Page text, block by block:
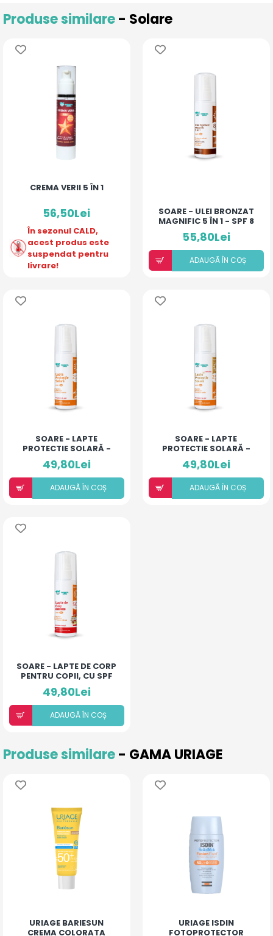
Produse similare- Solare
CREMA VERII 5 ÎN 1
56,50Lei
În sezonul CALD,
acest produs este
suspendat pentru
livrare!
SOARE - ULEI BRONZAT
MAGNIFIC 5 ÎN 1 - SPF 8
55,80Lei
ADAUGÃ ÎN COȘ
SOARE - LAPTE
PROTECTIE SOLARĂ -
SPF 25+
49,80Lei
ADAUGÃ ÎN COȘ
SOARE - LAPTE
PROTECTIE SOLARĂ -
SPF 25+ CU SCLIPICI
49,80Lei
ADAUGÃ ÎN COȘ
SOARE - LAPTE DE CORP
PENTRU COPII, CU SPF
50+
49,80Lei
ADAUGÃ ÎN COȘ
Produse similare- GAMA URIAGE
URIAGE BARIESUN
CREMA COLORATA
URIAGE ISDIN
FOTOPROTECTOR